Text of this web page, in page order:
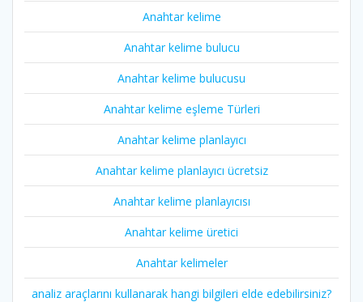
Anahtar kelime
Anahtar kelime bulucu
Anahtar kelime bulucusu
Anahtar kelime eşleme Türleri
Anahtar kelime planlayıcı
Anahtar kelime planlayıcı ücretsiz
Anahtar kelime planlayıcısı
Anahtar kelime üretici
Anahtar kelimeler
analiz araçlarını kullanarak hangi bilgileri elde edebilirsiniz?